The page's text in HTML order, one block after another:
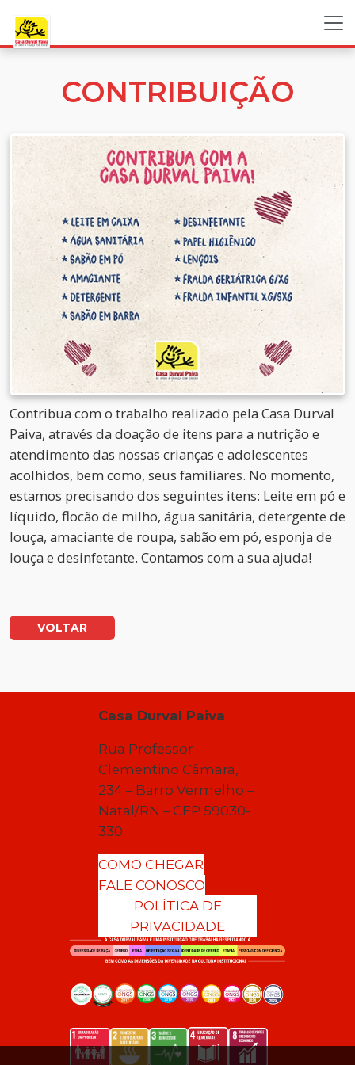
CONTRIBUIÇÃO
Contribua com o trabalho realizado pela Casa Durval
Paiva, através da doação de itens para a nutrição e
atendimento das nossas crianças e adolescentes
acolhidos, bem como, seus familiares. No momento,
estamos precisando dos seguintes itens: Leite em pó e
líquido, flocão de milho, água sanitária, detergente de
louça, amaciante de roupa, sabão em pó, esponja de
louça e desinfetante. Contamos com a sua ajuda!
VOLTAR
Casa Durval Paiva
Rua Professor
Clementino Câmara,
234 – Barro Vermelho –
Natal/RN – CEP 59030-
330
COMO CHEGAR
FALE CONOSCO
POLÍTICA DE
PRIVACIDADE